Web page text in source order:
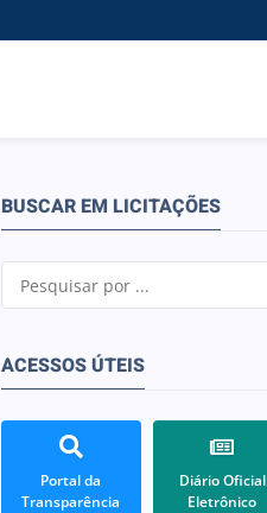
BUSCAR EM LICITAÇÕES
ACESSOS ÚTEIS
Portal da
Transparência
Diário Oficial
Eletrônico